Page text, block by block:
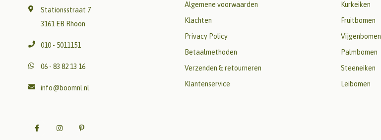
Stationsstraat 7
3161 EB Rhoon
010 - 5011151
06 - 83 82 13 16
info@boomnl.nl
Algemene voorwaarden
Klachten
Privacy Policy
Betaalmethoden
Verzenden & retourneren
Klantenservice
Kurkeiken
Fruitbomen
Vijgenbomen
Palmbomen
Steeneiken
Leibomen